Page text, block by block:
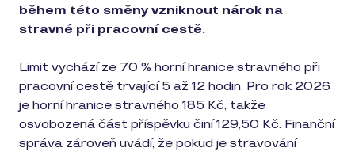
během této směny vzniknout nárok na
stravné při pracovní cestě.
Limit vychází ze 70 % horní hranice stravného při
pracovní cestě trvající 5 až 12 hodin. Pro rok 2026
je horní hranice stravného 185 Kč, takže
osvobozená část příspěvku činí 129,50 Kč. Finanční
správa zároveň uvádí, že pokud je stravování